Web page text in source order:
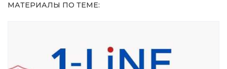
МАТЕРИАЛЫ ПО ТЕМЕ: